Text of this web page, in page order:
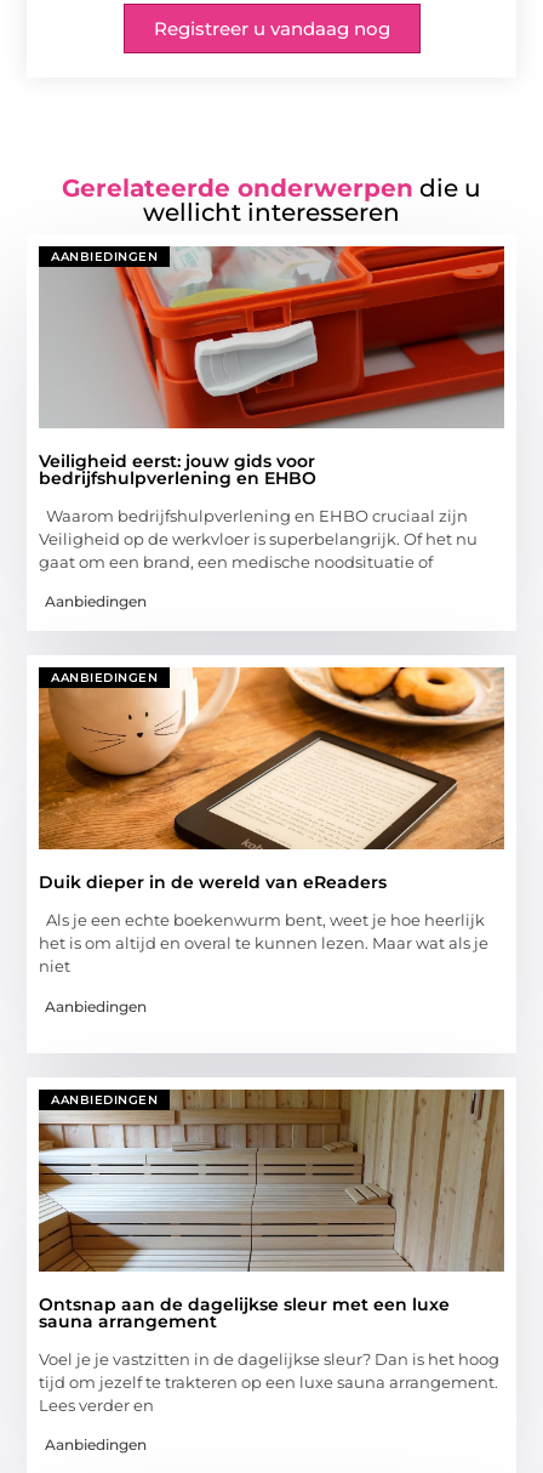
Registreer u vandaag nog
Gerelateerde onderwerpen die u
wellicht interesseren
AANBIEDINGEN
Veiligheid eerst: jouw gids voor
bedrijfshulpverlening en EHBO
Waarom bedrijfshulpverlening en EHBO cruciaal zijn
Veiligheid op de werkvloer is superbelangrijk. Of het nu
gaat om een brand, een medische noodsituatie of
Aanbiedingen
AANBIEDINGEN
Duik dieper in de wereld van eReaders
Als je een echte boekenwurm bent, weet je hoe heerlijk
het is om altijd en overal te kunnen lezen. Maar wat als je
niet
Aanbiedingen
AANBIEDINGEN
Ontsnap aan de dagelijkse sleur met een luxe
sauna arrangement
Voel je je vastzitten in de dagelijkse sleur? Dan is het hoog
tijd om jezelf te trakteren op een luxe sauna arrangement.
Lees verder en
Aanbiedingen